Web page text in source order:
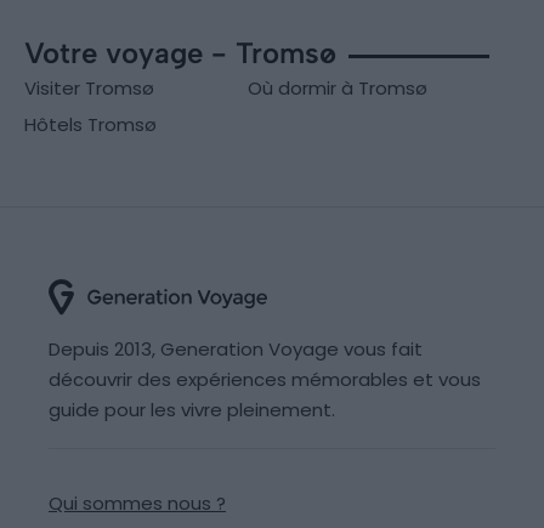
Votre voyage - Tromsø
Visiter Tromsø
Où dormir à Tromsø
Hôtels Tromsø
Depuis 2013, Generation Voyage vous fait
découvrir des expériences mémorables et vous
guide pour les vivre pleinement.
Qui sommes nous ?